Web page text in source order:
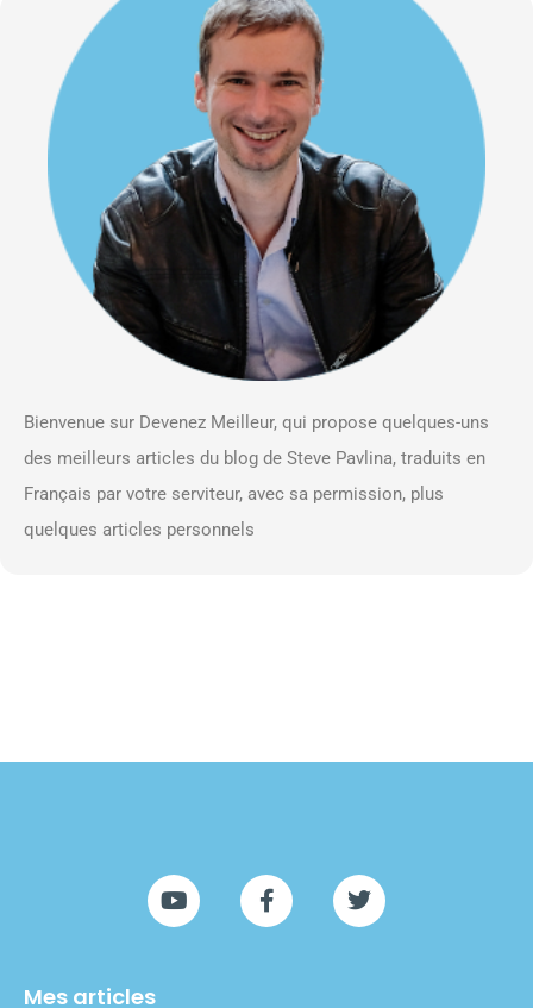
Bienvenue sur Devenez Meilleur, qui propose quelques-uns
des meilleurs articles du blog de Steve Pavlina, traduits en
Français par votre serviteur, avec sa permission, plus
quelques articles personnels
Mes articles